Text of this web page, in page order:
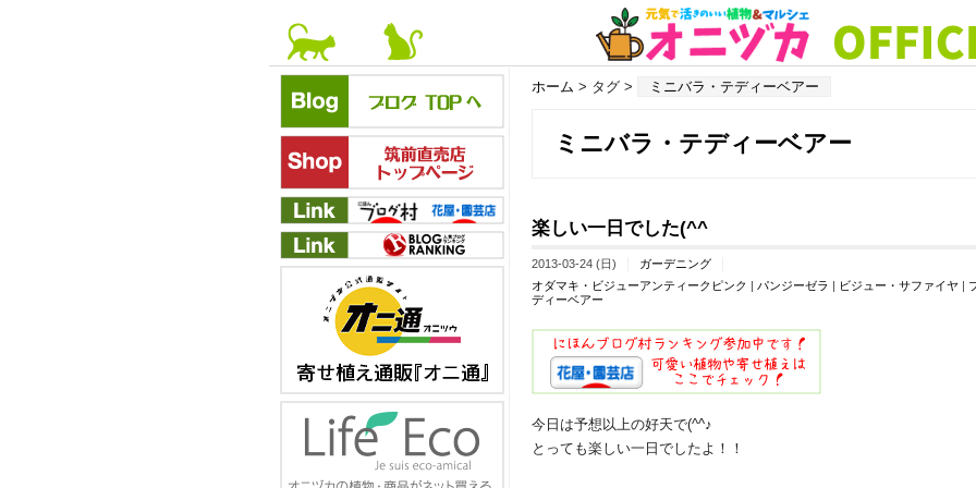
ホーム > タグ > ミニバラ・テディーベアー
ミニバラ・テディーベアー
楽しい一日でした(^^ゞ
2013-03-24 (日)
ガーデニング
オダマキ・ビジューアンティークピンク | パンジーゼラ | ビジュー・サファイヤ |
ディーベアー
今日は予想以上の好天で(^^♪
とっても楽しい一日でしたよ！！